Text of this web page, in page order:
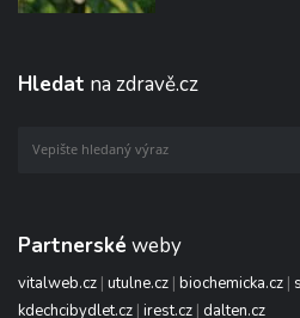
Hledat na zdravě.cz
Partnerské weby
vitalweb.cz | utulne.cz | biochemicka.cz |
kdechcibydlet.cz | irest.cz | dalten.cz